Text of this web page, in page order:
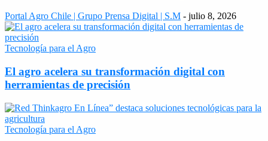
Portal Agro Chile | Grupo Prensa Digital | S.M - julio 8, 2026
Tecnología para el Agro
El agro acelera su transformación digital con
herramientas de precisión
Tecnología para el Agro